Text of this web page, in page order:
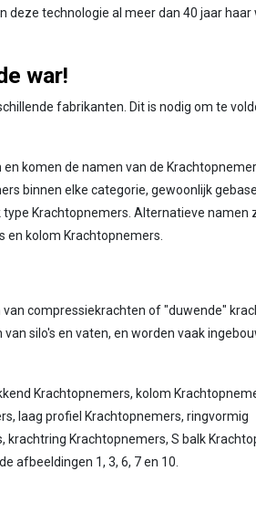
deze technologie al meer dan 40 jaar
war!
fabrikanten. Dit is nodig om te
komen de namen van de
binnen elke categorie, gewoonlijk
Krachtopnemers. Alternatieve namen
en kolom Krachtopnemers.
compressiekrachten of "duwende"
silo's en vaten, en worden vaak
Krachtopnemers, kolom
laag profiel Krachtopnemers, ringvormig
Krachtopnemers, S balk
afbeeldingen 1, 3, 6, 7 en 10.